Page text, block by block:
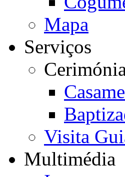
Mapa
Serviços
Visita
Multimédia